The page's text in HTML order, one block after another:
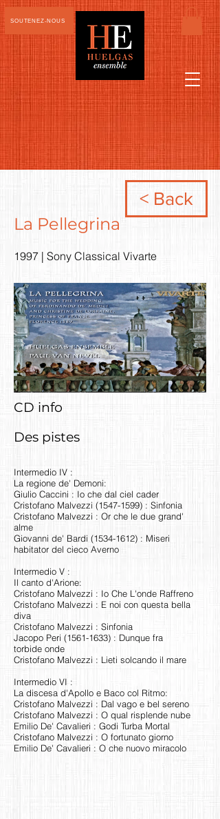
SOUTENEZ-NOUS
< Back
La Pellegrina
1997 | Sony Classical Vivarte
CD info
Des pistes
Intermedio IV :
La regione de' Demoni:
Giulio Caccini : Io che dal ciel cader
Cristofano Malvezzi (1547-1599) : Sinfonia
Cristofano Malvezzi : Or che le due grand'
alme
Giovanni de' Bardi (1534-1612) : Miseri
habitator del cieco Averno
Intermedio V :
Il canto d'Arione:
Cristofano Malvezzi : Io Che L'onde Raffreno
Cristofano Malvezzi : E noi con questa bella
diva
Cristofano Malvezzi : Sinfonia
Jacopo Peri (1561-1633) : Dunque fra
torbide onde
Cristofano Malvezzi : Lieti solcando il mare
Intermedio VI :
La discesa d'Apollo e Baco col Ritmo:
Cristofano Malvezzi : Dal vago e bel sereno
Cristofano Malvezzi : O qual risplende nube
Emilio De' Cavalieri : Godi Turba Mortal
Cristofano Malvezzi : O fortunato giorno
Emilio De' Cavalieri : O che nuovo miracolo